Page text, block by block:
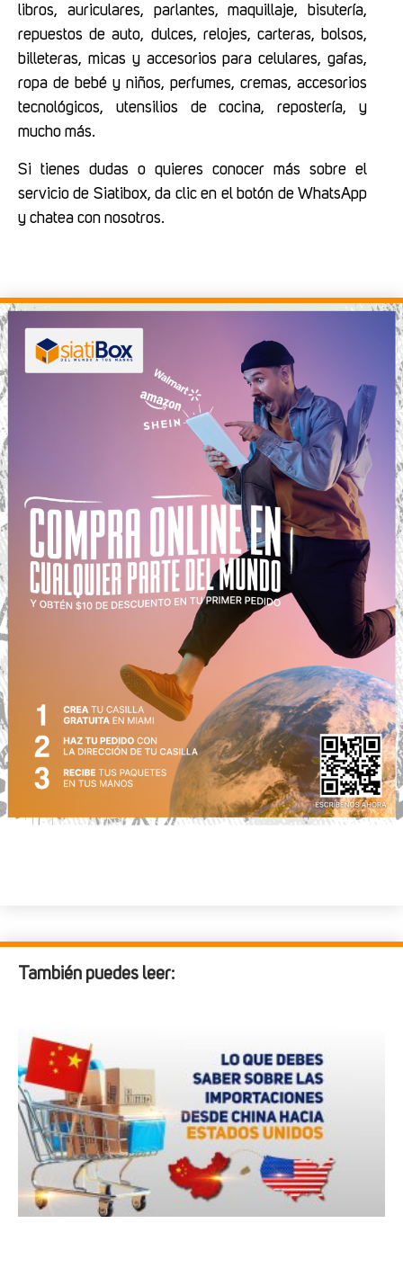
libros, auriculares, parlantes, maquillaje, bisutería,
repuestos de auto, dulces, relojes, carteras, bolsos,
billeteras, micas y accesorios para celulares, gafas,
ropa de bebé y niños, perfumes, cremas, accesorios
tecnológicos, utensilios de cocina, repostería, y
mucho más.
Si tienes dudas o quieres conocer más sobre el
servicio de Siatibox, da clic en el botón de WhatsApp
y chatea con nosotros.
También puedes leer: